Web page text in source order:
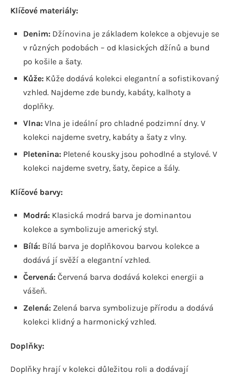
Klíčové materiály:
Denim: Džínovina je základem kolekce a objevuje se
v různých podobách – od klasických džínů a bund
po košile a šaty.
Kůže: Kůže dodává kolekci elegantní a sofistikovaný
vzhled. Najdeme zde bundy, kabáty, kalhoty a
doplňky.
Vlna: Vlna je ideální pro chladné podzimní dny. V
kolekci najdeme svetry, kabáty a šaty z vlny.
Pletenina: Pletené kousky jsou pohodlné a stylové. V
kolekci najdeme svetry, šaty, čepice a šály.
Klíčové barvy:
Modrá: Klasická modrá barva je dominantou
kolekce a symbolizuje americký styl.
Bílá: Bílá barva je doplňkovou barvou kolekce a
dodává jí svěží a elegantní vzhled.
Červená: Červená barva dodává kolekci energii a
vášeň.
Zelená: Zelená barva symbolizuje přírodu a dodává
kolekci klidný a harmonický vzhled.
Doplňky:
Doplňky hrají v kolekci důležitou roli a dodávají